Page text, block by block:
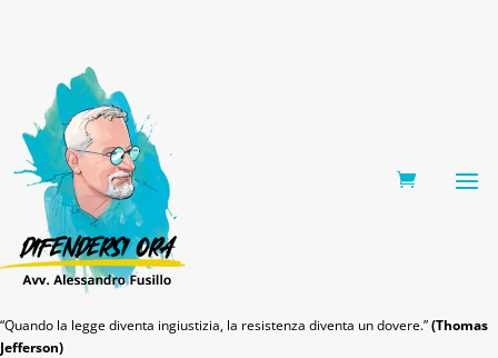
“Quando la legge diventa ingiustizia, la resistenza diventa un dovere.”(Thomas
Jefferson)